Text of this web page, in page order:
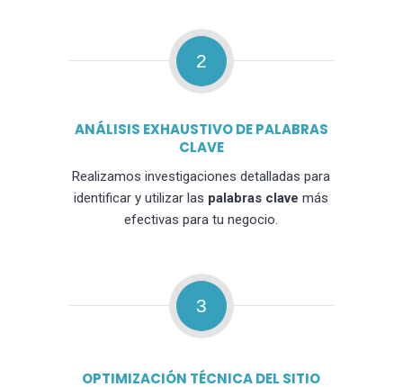
2
ANÁLISIS EXHAUSTIVO DE PALABRAS
CLAVE
Realizamos investigaciones detalladas para
identificar y utilizar las palabras clave más
efectivas para tu negocio.
3
OPTIMIZACIÓN TÉCNICA DEL SITIO